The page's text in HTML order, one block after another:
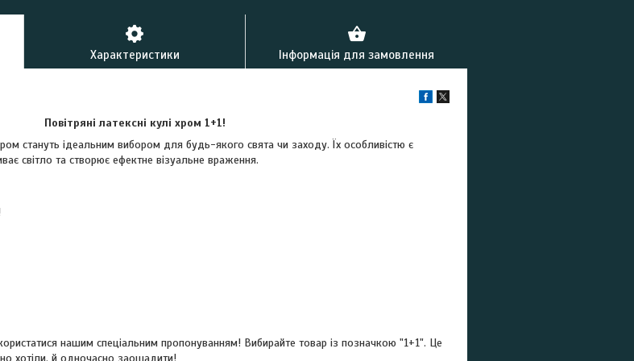
Характеристики Інформація для замовлення
Повітряні латексні кулі хром 1+1!
стануть ідеальним вибором для будь-якого свята чи заходу. Їх особливістю є
світло та створює ефектне візуальне враження.
нашим спеціальним пропонуванням! Вибирайте товар із позначкою "1+1". Це